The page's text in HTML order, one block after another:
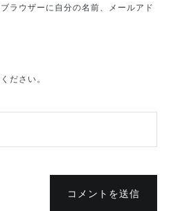
ラウザーに自分の名前、メールアド
ださい。
コメントを送信